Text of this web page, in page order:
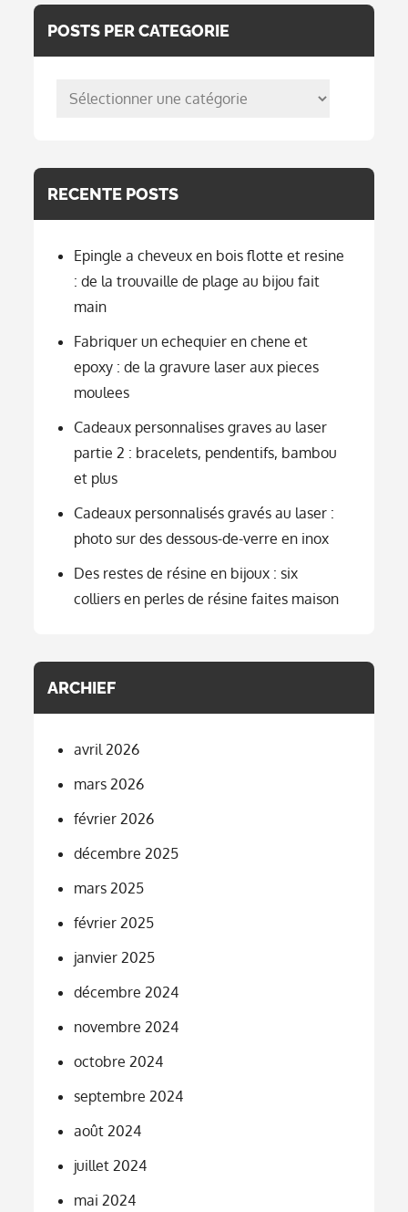
Fait
Main
POSTS PER CATEGORIE
posts
RECENTE POSTS
Epingle a cheveux en bois flotte et resine
: de la trouvaille de plage au bijou fait
main
Fabriquer un echequier en chene et
epoxy : de la gravure laser aux pieces
moulees
Cadeaux personnalises graves au laser
partie 2 : bracelets, pendentifs, bambou
et plus
Cadeaux personnalisés gravés au laser :
photo sur des dessous-de-verre en inox
Des restes de résine en bijoux : six
colliers en perles de résine faites maison
ARCHIEF
avril 2026
mars 2026
février 2026
décembre 2025
mars 2025
février 2025
janvier 2025
décembre 2024
novembre 2024
octobre 2024
septembre 2024
août 2024
juillet 2024
mai 2024